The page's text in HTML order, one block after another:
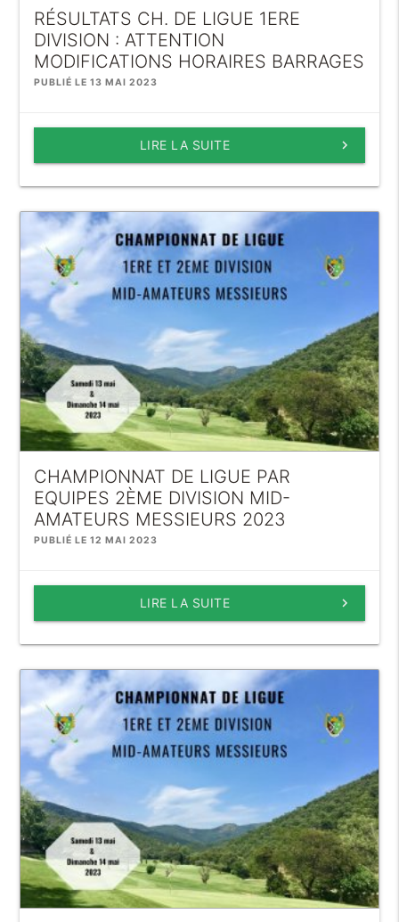
RÉSULTATS CH. DE LIGUE 1ERE
DIVISION : ATTENTION
MODIFICATIONS HORAIRES BARRAGES
PUBLIÉ LE 13 MAI 2023
keyboard_arrow_right
LIRE LA SUITE
CHAMPIONNAT DE LIGUE PAR
EQUIPES 2ÈME DIVISION MID-
AMATEURS MESSIEURS 2023
PUBLIÉ LE 12 MAI 2023
keyboard_arrow_right
LIRE LA SUITE